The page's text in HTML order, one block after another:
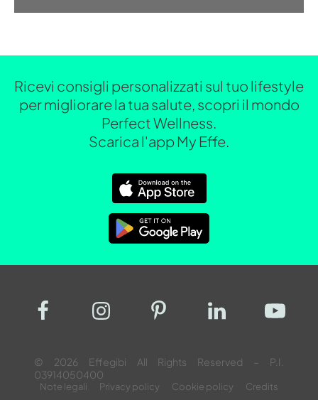
Ricevi consigli personalizzati sul tuo lifestyle
per migliorare la tua salute, scopri il mondo
Perfect Wellness.
Scarica l'app My Effe.
© 2026 Effegibi All Rights Reserved – P.I.
03914050400
Note legali Privacy policy Cookie policy Credits